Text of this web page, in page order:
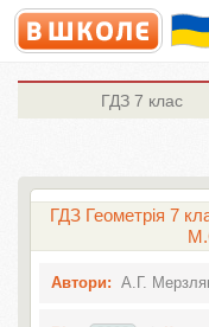
ГДЗ 7 клас
ГДЗ Геометрія 7
Автори: А.Г.